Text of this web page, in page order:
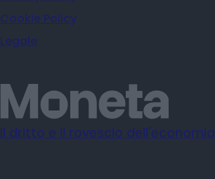
Cookie Policy
Legale
Il dritto e il rovescio dell'economia